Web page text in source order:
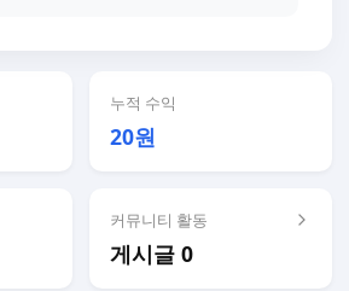
누적 수익
20원
커뮤니티 활동
게시글 0